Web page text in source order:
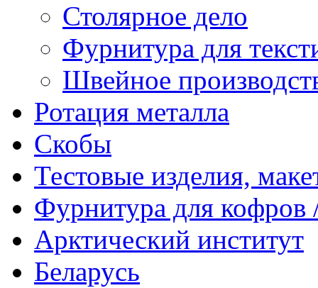
Столярное дело
Фурнитура для
Швейное
Ротация металла
Скобы
Тестовые изделия,
Фурнитура для кофров
Арктический институт
Беларусь